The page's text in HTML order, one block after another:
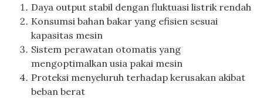
Daya output stabil dengan fluktuasi listrik rendah
Konsumsi bahan bakar yang efisien sesuai
kapasitas mesin
Sistem perawatan otomatis yang
mengoptimalkan usia pakai mesin
Proteksi menyeluruh terhadap kerusakan akibat
beban berat